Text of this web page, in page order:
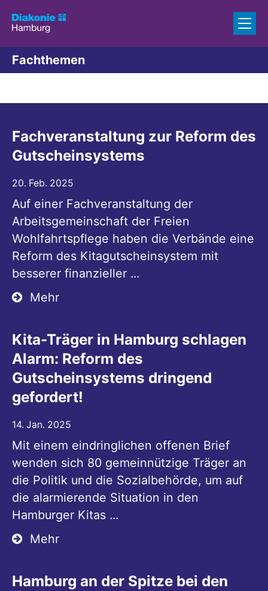
Fachthemen
Fachveranstaltung zur Reform des
Gutscheinsystems
20. Feb. 2025
Auf einer Fachveranstaltung der
Arbeitsgemeinschaft der Freien
Wohlfahrtspflege haben die Verbände eine
Reform des Kitagutscheinsystem mit
besserer finanzieller ...
Mehr
Kita-Träger in Hamburg schlagen
Alarm: Reform des
Gutscheinsystems dringend
gefordert!
14. Jan. 2025
Mit einem eindringlichen offenen Brief
wenden sich 80 gemeinnützige Träger an
die Politik und die Sozialbehörde, um auf
die alarmierende Situation in den
Hamburger Kitas ...
Mehr
Hamburg an der Spitze bei den